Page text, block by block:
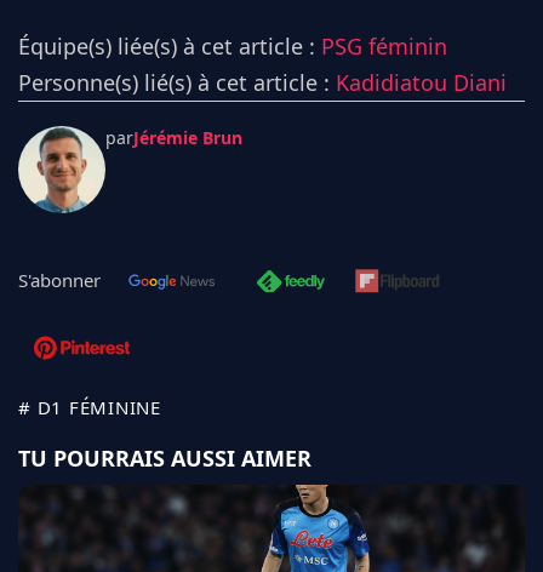
Équipe(s) liée(s) à cet article : PSG féminin
Personne(s) lié(s) à cet article : Kadidiatou Diani
parJérémie Brun
S'abonner
# D1 FÉMININE
TU POURRAIS AUSSI AIMER